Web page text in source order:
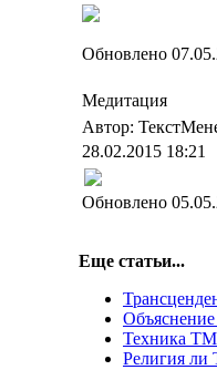
Обновлено
Медитация
Автор:
28.02.2015 18:21
Обновлено
Еще статьи...
Техника ТМ
Религия